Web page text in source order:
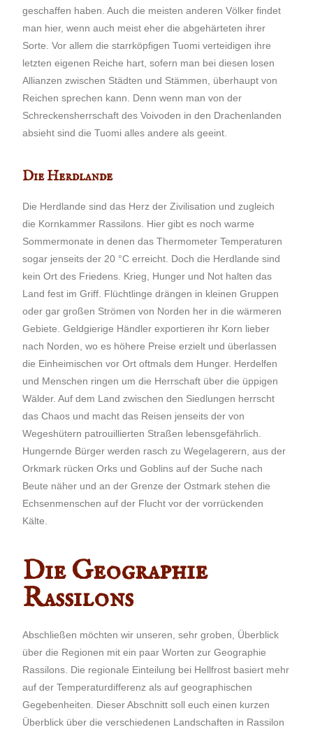
geschaffen haben. Auch die meisten anderen Völker findet
man hier, wenn auch meist eher die abgehärteten ihrer
Sorte. Vor allem die starrköpfigen Tuomi verteidigen ihre
letzten eigenen Reiche hart, sofern man bei diesen losen
Allianzen zwischen Städten und Stämmen, überhaupt von
Reichen sprechen kann. Denn wenn man von der
Schreckensherrschaft des Voivoden in den Drachenlanden
absieht sind die Tuomi alles andere als geeint.
Die Herdlande
Die Herdlande sind das Herz der Zivilisation und zugleich
die Kornkammer Rassilons. Hier gibt es noch warme
Sommermonate in denen das Thermometer Temperaturen
sogar jenseits der 20 °C erreicht. Doch die Herdlande sind
kein Ort des Friedens. Krieg, Hunger und Not halten das
Land fest im Griff. Flüchtlinge drängen in kleinen Gruppen
oder gar großen Strömen von Norden her in die wärmeren
Gebiete. Geldgierige Händler exportieren ihr Korn lieber
nach Norden, wo es höhere Preise erzielt und überlassen
die Einheimischen vor Ort oftmals dem Hunger. Herdelfen
und Menschen ringen um die Herrschaft über die üppigen
Wälder. Auf dem Land zwischen den Siedlungen herrscht
das Chaos und macht das Reisen jenseits der von
Wegeshütern patrouillierten Straßen lebensgefährlich.
Hungernde Bürger werden rasch zu Wegelagerern, aus der
Orkmark rücken Orks und Goblins auf der Suche nach
Beute näher und an der Grenze der Ostmark stehen die
Echsenmenschen auf der Flucht vor der vorrückenden
Kälte.
Die Geographie
Rassilons
Abschließen möchten wir unseren, sehr groben, Überblick
über die Regionen mit ein paar Worten zur Geographie
Rassilons. Die regionale Einteilung bei Hellfrost basiert mehr
auf der Temperaturdifferenz als auf geographischen
Gegebenheiten. Dieser Abschnitt soll euch einen kurzen
Überblick über die verschiedenen Landschaften in Rassilon